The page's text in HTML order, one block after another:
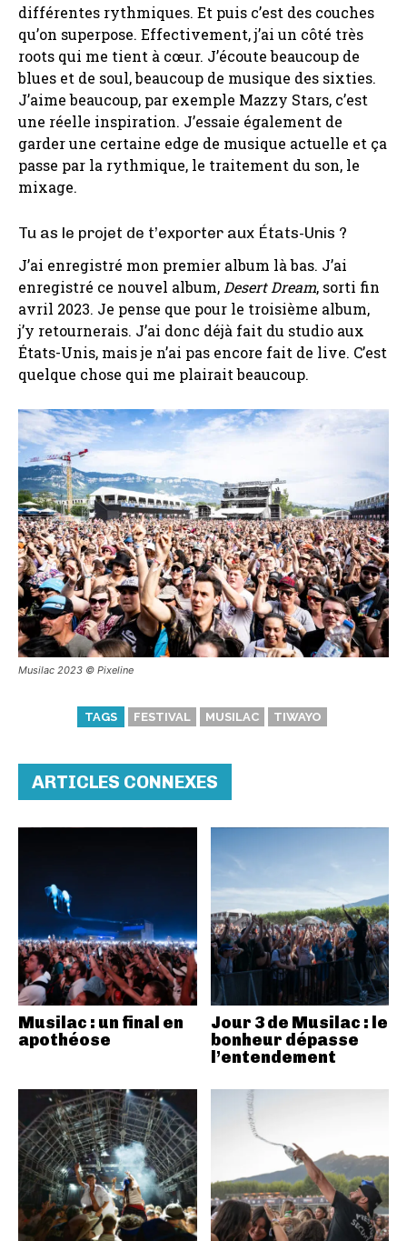
différentes rythmiques. Et puis c’est des couches
qu’on superpose. Effectivement, j’ai un côté très
roots qui me tient à cœur. J’écoute beaucoup de
blues et de soul, beaucoup de musique des sixties.
J’aime beaucoup, par exemple Mazzy Stars, c’est
une réelle inspiration. J’essaie également de
garder une certaine edge de musique actuelle et ça
passe par la rythmique, le traitement du son, le
mixage.
Tu as le projet de t’exporter aux États-Unis ?
J’ai enregistré mon premier album là bas. J’ai
enregistré ce nouvel album,Desert Dream, sorti fin
avril 2023. Je pense que pour le troisième album,
j’y retournerais. J’ai donc déjà fait du studio aux
États-Unis, mais je n’ai pas encore fait de live. C’est
quelque chose qui me plairait beaucoup.
Musilac 2023 ©️ Pixeline
TAGS FESTIVAL MUSILAC TIWAYO
ARTICLES CONNEXES
Musilac : un final en
apothéose
Jour 3 de Musilac : le
bonheur dépasse
l’entendement